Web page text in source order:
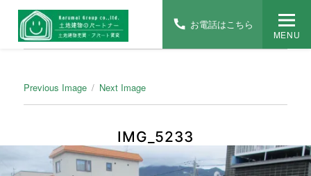
MENU
Previous Image Next Image
IMG_5233
お電話はこちら